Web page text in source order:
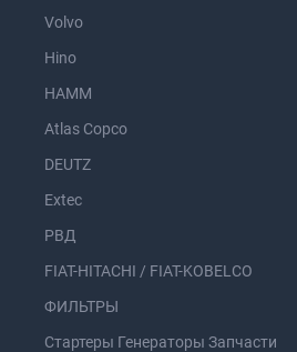
Volvo
Hino
HAMM
Atlas Copco
DEUTZ
Extec
РВД
FIAT-HITACHI / FIAT-KOBELCO
ФИЛЬТРЫ
Стартеры Генераторы Запчасти